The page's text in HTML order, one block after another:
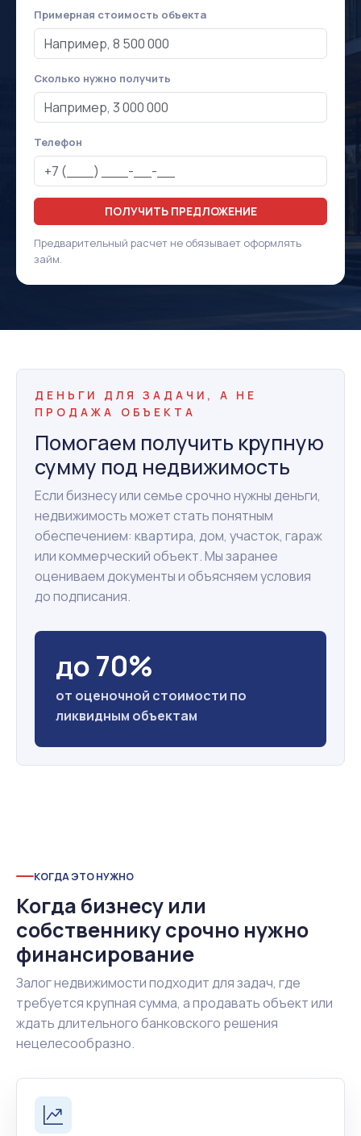
Примерная стоимость объекта
Сколько нужно получить
Телефон
ПОЛУЧИТЬ ПРЕДЛОЖЕНИЕ
Предварительный расчет не обязывает оформлять
займ.
ДЕНЬГИ ДЛЯ ЗАДАЧИ, А НЕ
ПРОДАЖА ОБЪЕКТА
Помогаем получить крупную
сумму под недвижимость
Если бизнесу или семье срочно нужны деньги,
недвижимость может стать понятным
обеспечением: квартира, дом, участок, гараж
или коммерческий объект. Мы заранее
оцениваем документы и объясняем условия
до подписания.
до 70%
от оценочной стоимости по
ликвидным объектам
КОГДА ЭТО НУЖНО
Когда бизнесу или
собственнику срочно нужно
финансирование
Залог недвижимости подходит для задач, где
требуется крупная сумма, а продавать объект или
ждать длительного банковского решения
нецелесообразно.